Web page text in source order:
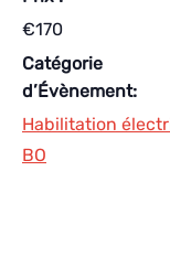
€170
Catégorie
d’Évènement:
Habilitation
BO